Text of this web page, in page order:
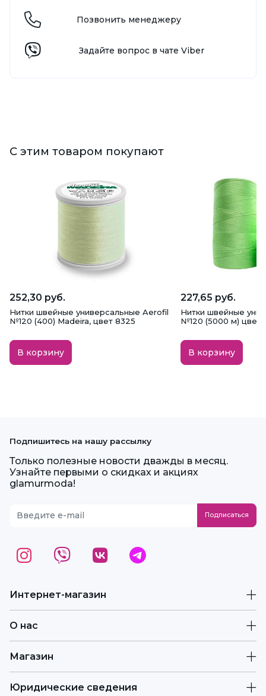
Позвонить менеджеру
Задайте вопрос в чате Viber
С этим товаром покупают
252,30 руб.
Нитки швейные универсальные Aerofil
№120 (400) Madeira, цвет 8325
В корзину
227,65 руб.
Нитки швейные
№120 (5000 м) цвет
В корзину
Интернет-магазин
О нас
Магазин
Юридические сведения
Подпишитесь на нашу рассылку
Только полезные новости дважды в месяц.
Узнайте первыми о скидках и акциях
glamurmoda!